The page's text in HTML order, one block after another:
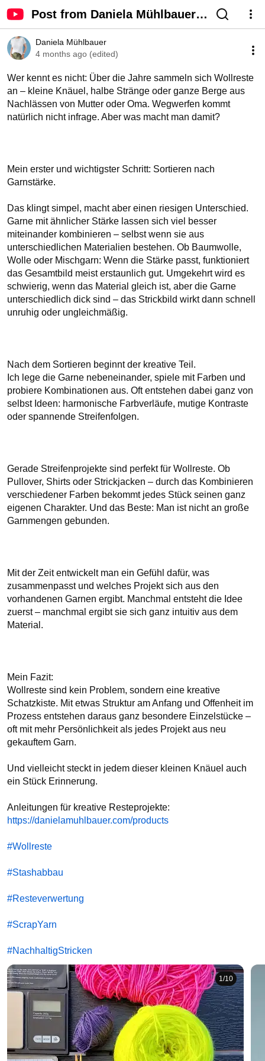
Post from Daniela Mühlbauer -
YouTube
Daniela Mühlbauer
4 months ago (edited)
Wer kennt es nicht: Über die Jahre sammeln sich Wollreste
an – kleine Knäuel, halbe Stränge oder ganze Berge aus
Nachlässen von Mutter oder Oma. Wegwerfen kommt
natürlich nicht infrage. Aber was macht man damit?
Mein erster und wichtigster Schritt: Sortieren nach
Garnstärke.
Das klingt simpel, macht aber einen riesigen Unterschied.
Garne mit ähnlicher Stärke lassen sich viel besser
miteinander kombinieren – selbst wenn sie aus
unterschiedlichen Materialien bestehen. Ob Baumwolle,
Wolle oder Mischgarn: Wenn die Stärke passt, funktioniert
das Gesamtbild meist erstaunlich gut. Umgekehrt wird es
schwierig, wenn das Material gleich ist, aber die Garne
unterschiedlich dick sind – das Strickbild wirkt dann schnell
unruhig oder ungleichmäßig.
Nach dem Sortieren beginnt der kreative Teil.
Ich lege die Garne nebeneinander, spiele mit Farben und
probiere Kombinationen aus. Oft entstehen dabei ganz von
selbst Ideen: harmonische Farbverläufe, mutige Kontraste
oder spannende Streifenfolgen.
Gerade Streifenprojekte sind perfekt für Wollreste. Ob
Pullover, Shirts oder Strickjacken – durch das Kombinieren
verschiedener Farben bekommt jedes Stück seinen ganz
eigenen Charakter. Und das Beste: Man ist nicht an große
Garnmengen gebunden.
Mit der Zeit entwickelt man ein Gefühl dafür, was
zusammenpasst und welches Projekt sich aus den
vorhandenen Garnen ergibt. Manchmal entsteht die Idee
zuerst – manchmal ergibt sie sich ganz intuitiv aus dem
Material.
Mein Fazit:
Wollreste sind kein Problem, sondern eine kreative
Schatzkiste. Mit etwas Struktur am Anfang und Offenheit im
Prozess entstehen daraus ganz besondere Einzelstücke –
oft mit mehr Persönlichkeit als jedes Projekt aus neu
gekauftem Garn.
Und vielleicht steckt in jedem dieser kleinen Knäuel auch
ein Stück Erinnerung.
https://danielamuhlbauer.com/products
#Wollreste
#Stashabbau
#Resteverwertung
#ScrapYarn
#NachhaltigStricken
1/10